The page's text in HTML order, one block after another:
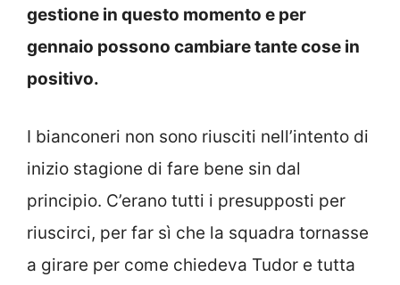
gestione in questo momento e per
gennaio possono cambiare tante cose in
positivo.
I bianconeri non sono riusciti nell’intento di
inizio stagione di fare bene sin dal
principio. C’erano tutti i presupposti per
riuscirci, per far sì che la squadra tornasse
a girare per come chiedeva Tudor e tutta